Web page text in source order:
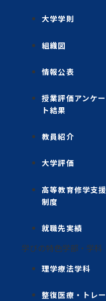
大学学則
組織図
情報公表
授業評価アンケー
ト結果
教員紹介
大学評価
高等教育修学支援
制度
就職先実績
学びの特色学部・学科
理学療法学科
整復医療・トレー